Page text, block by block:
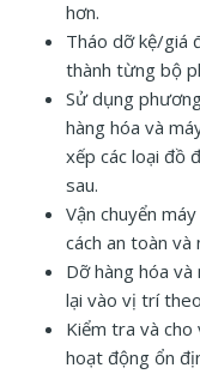
hơn.
Tháo dỡ kệ/giá
thành từng bộ
Sử dụng
hàng hóa và
xếp các loại đồ
sau.
Vận chuyển
cách an toàn và
Dỡ hàng hóa
lại vào vị trí
Kiểm tra và cho
hoạt động ổn